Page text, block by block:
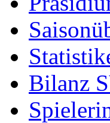
Bilanz